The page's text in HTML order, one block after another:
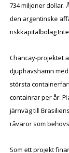
734 miljoner dollar.
den argentinske
riskkapitalbolag
Chancay-projektet
djuphavshamn
största
containrar per år.
järnväg till
råvaror som
Som ett projekt